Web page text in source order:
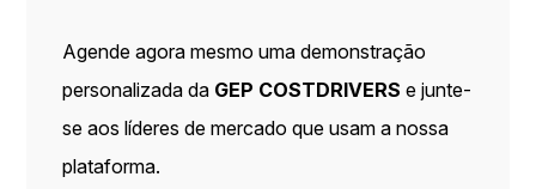
Agende agora mesmo uma demonstração
personalizada da GEP COSTDRIVERS e junte-
se aos líderes de mercado que usam a nossa
plataforma.